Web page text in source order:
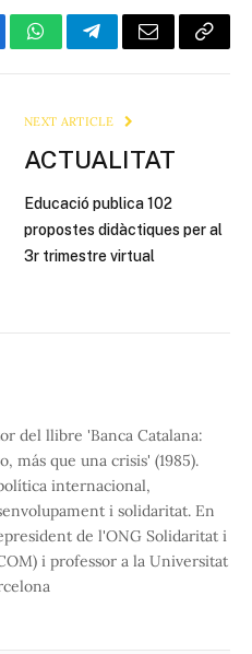
WhatsAppTelegramEmail Copy
NEXT ARTICLE
ACTUALITAT
Educació publica 102
propostes didàctiques per al
3r trimestre virtual
del llibre 'Banca Catalana:
más que una crisis' (1985).
internacional,
i solidaritat. En
de l'ONG Solidaritat i
i professor a la Universitat